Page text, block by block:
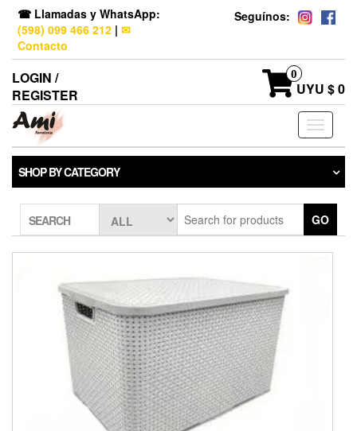
☎ Llamadas y WhatsApp:
(598) 099 466 212 | ✉
Contacto
Seguínos:
LOGIN /
REGISTER
0
UYU $ 0
Toggle
SHOP BY CATEGORY
SEARCH GO